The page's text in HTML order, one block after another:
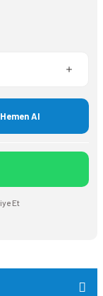
Hemen Al
Et